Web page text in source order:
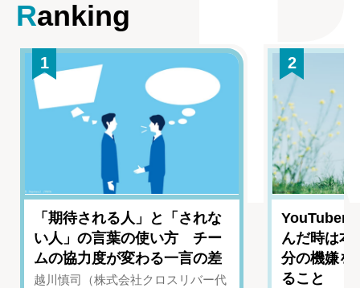
Ranking
1
「期待される人」と「されな
い人」の言葉の使い方 チー
ムの協力度が変わる一言の差
越川慎司（株式会社クロスリバー代
2
YouTuber
んだ時は
分の機嫌を
ること